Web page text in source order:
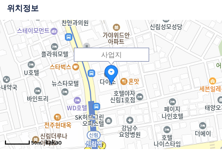
위치정보
사업지
50m